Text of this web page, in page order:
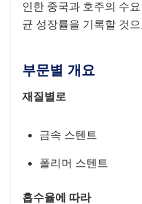
인한 중국과 호주의 수
균 성장률을 기록할 것
부문별 개요
재질별로
금속 스텐트
폴리머 스텐트
흡수율에 따라